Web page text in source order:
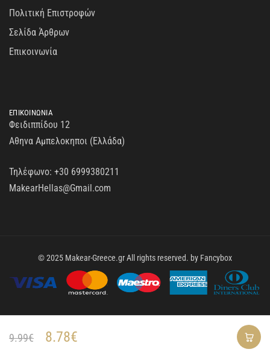
Πολιτική Επιστροφών
Σελίδα Άρθρων
Επικοινωνία
ΕΠΙΚΟΙΝΩΝΙΑ
Φειδιππίδου 12
Αθηνα Αμπελοκηποι (Ελλάδα)
Τηλέφωνο: +30 6999380211
MakearHellas@Gmail.com
© 2025 Makear-Greece.gr All rights reserved. by Fancybox
9.99€ 8.78€